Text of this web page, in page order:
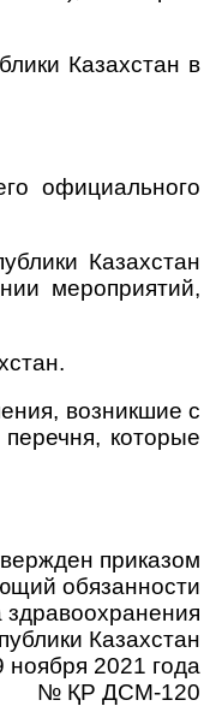
Казахстан в
официального
Казахстан
мероприятий,
возникшие с
которые
приказом
обязанности
Казахстан
ноября 2021 года
№ ҚР ДСМ-120